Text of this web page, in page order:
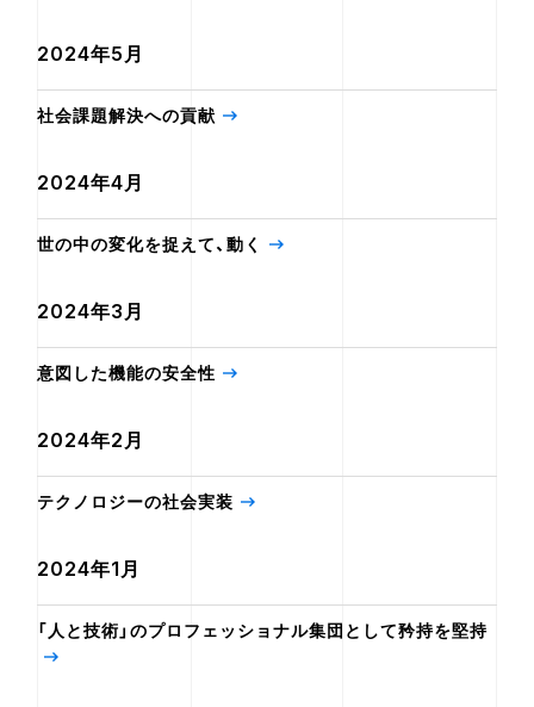
2024年5月
社会課題解決への貢献
2024年4月
世の中の変化を捉えて、動く
2024年3月
意図した機能の安全性
2024年2月
テクノロジーの社会実装
2024年1月
「人と技術」のプロフェッショナル集団として矜持を堅持